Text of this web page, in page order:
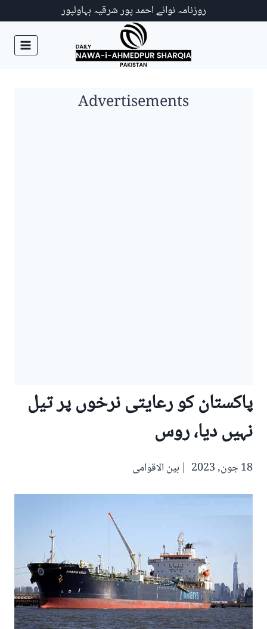
روزنامہ نوائے احمد پور شرقیہ بہاولپور
Advertisements
پاکستان کو رعایتی نرخوں پر تیل
نہیں دیا، روس
18 جون, 2023 بین الاقوامی